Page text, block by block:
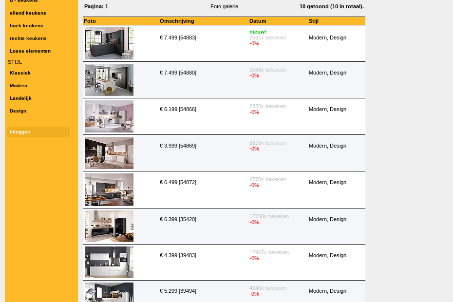
eiland keukens
hoek keukens
rechte keukens
Losse elementen
STIJL
Klassiek
Modern
Landelijk
Design
Inloggen
Pagina: 1 Foto galerie 10 getoond (10 in totaal).
Foto Omschrijving Datum Stijl
€ 7.499 [54883]
nieuw!
2591x bekeken
-0%
Modern, Design
€ 7.499 [54880]
2584x bekeken
-0%
Modern, Design
€ 6.199 [54866]
2825x bekeken
-0%
Modern, Design
€ 3.999 [54869]
2615x bekeken
-0%
Modern, Design
€ 6.499 [54872]
2770x bekeken
-0%
Modern, Design
€ 6.399 [35420]
12748x bekeken
-0%
Modern, Design
€ 4.399 [39483]
12907x bekeken
-0%
Modern, Design
€ 5.299 [39494]
4240x bekeken
-0%
Modern, Design